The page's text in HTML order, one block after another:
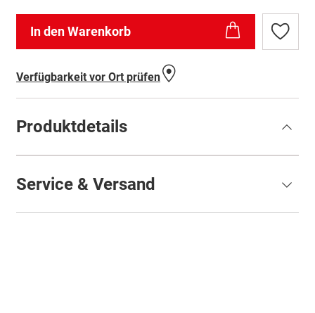
In den Warenkorb
Zur
Verfügbarkeit vor Ort prüfen
Produktdetails
Service & Versand